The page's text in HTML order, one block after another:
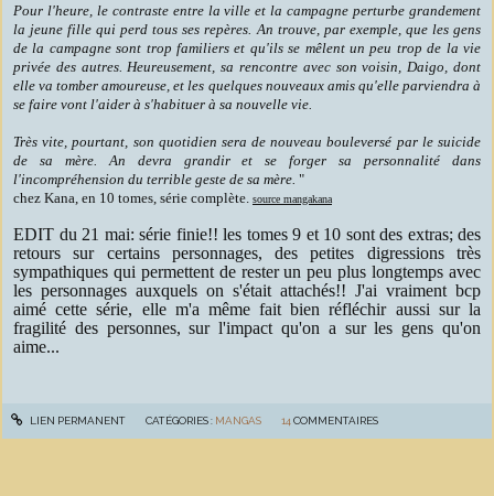
Pour l'heure, le contraste entre la ville et la campagne perturbe grandement
la jeune fille qui perd tous ses repères. An trouve, par exemple, que les gens
de la campagne sont trop familiers et qu'ils se mêlent un peu trop de la vie
privée des autres. Heureusement, sa rencontre avec son voisin, Daigo, dont
elle va tomber amoureuse, et les quelques nouveaux amis qu'elle parviendra à
se faire vont l'aider à s'habituer à sa nouvelle vie.
Très vite, pourtant, son quotidien sera de nouveau bouleversé par le suicide
de sa mère. An devra grandir et se forger sa personnalité dans
l'incompréhension du terrible geste de sa mère. "
chez Kana, en 10 tomes, série complète. source mangakana
EDIT du 21 mai: série finie!! les tomes 9 et 10 sont des extras; des
retours sur certains personnages, des petites digressions très
sympathiques qui permettent de rester un peu plus longtemps avec
les personnages auxquels on s'était attachés!! J'ai vraiment bcp
aimé cette série, elle m'a même fait bien réfléchir aussi sur la
fragilité des personnes, sur l'impact qu'on a sur les gens qu'on
aime...
LIEN PERMANENT CATÉGORIES : MANGAS 14 COMMENTAIRES